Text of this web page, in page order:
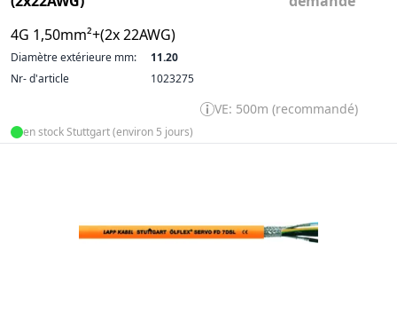
4G 1,50mm²+(2x 22AWG)
Diamètre extérieure mm:
11.20
Nr- d'article
1023275
VE: 500m (recommandé)
en stock Stuttgart (environ 5 jours)